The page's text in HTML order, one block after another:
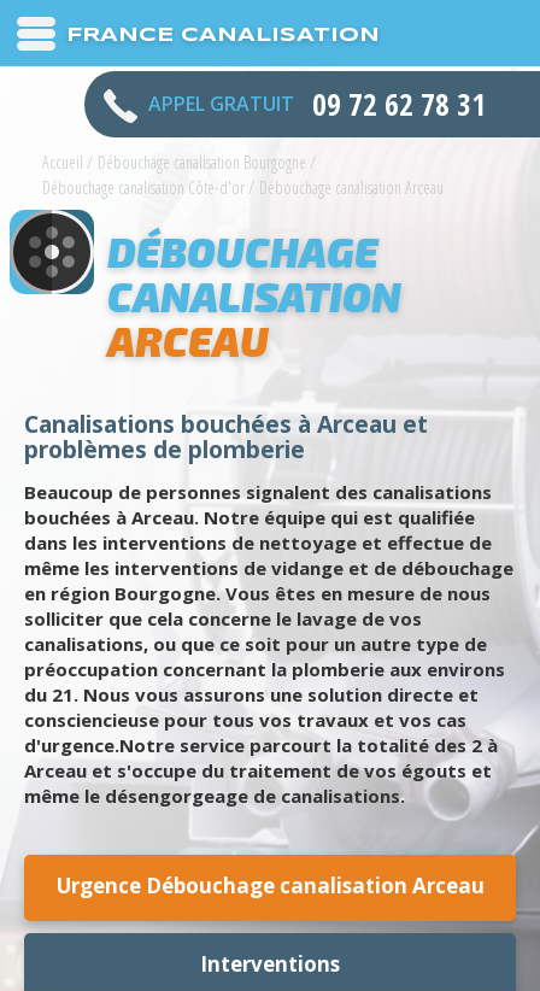
FRANCE CANALISATION
APPEL GRATUIT 09 72 62 78 31
Accueil / Débouchage canalisation Bourgogne /
Débouchage canalisation Côte-d'or/ Débouchage canalisation Arceau
DÉBOUCHAGE
CANALISATION
ARCEAU
Canalisations bouchées à Arceau et
problèmes de plomberie
Beaucoup de personnes signalent des canalisations
bouchées à Arceau. Notre équipe qui est qualifiée
dans les interventions de nettoyage et effectue de
même les interventions de vidange et de débouchage
en région Bourgogne. Vous êtes en mesure de nous
solliciter que cela concerne le lavage de vos
canalisations, ou que ce soit pour un autre type de
préoccupation concernant la plomberie aux environs
du 21. Nous vous assurons une solution directe et
consciencieuse pour tous vos travaux et vos cas
d'urgence.Notre service parcourt la totalité des 2 à
Arceau et s'occupe du traitement de vos égouts et
même le désengorgeage de canalisations.
Urgence Débouchage canalisation Arceau
Interventions